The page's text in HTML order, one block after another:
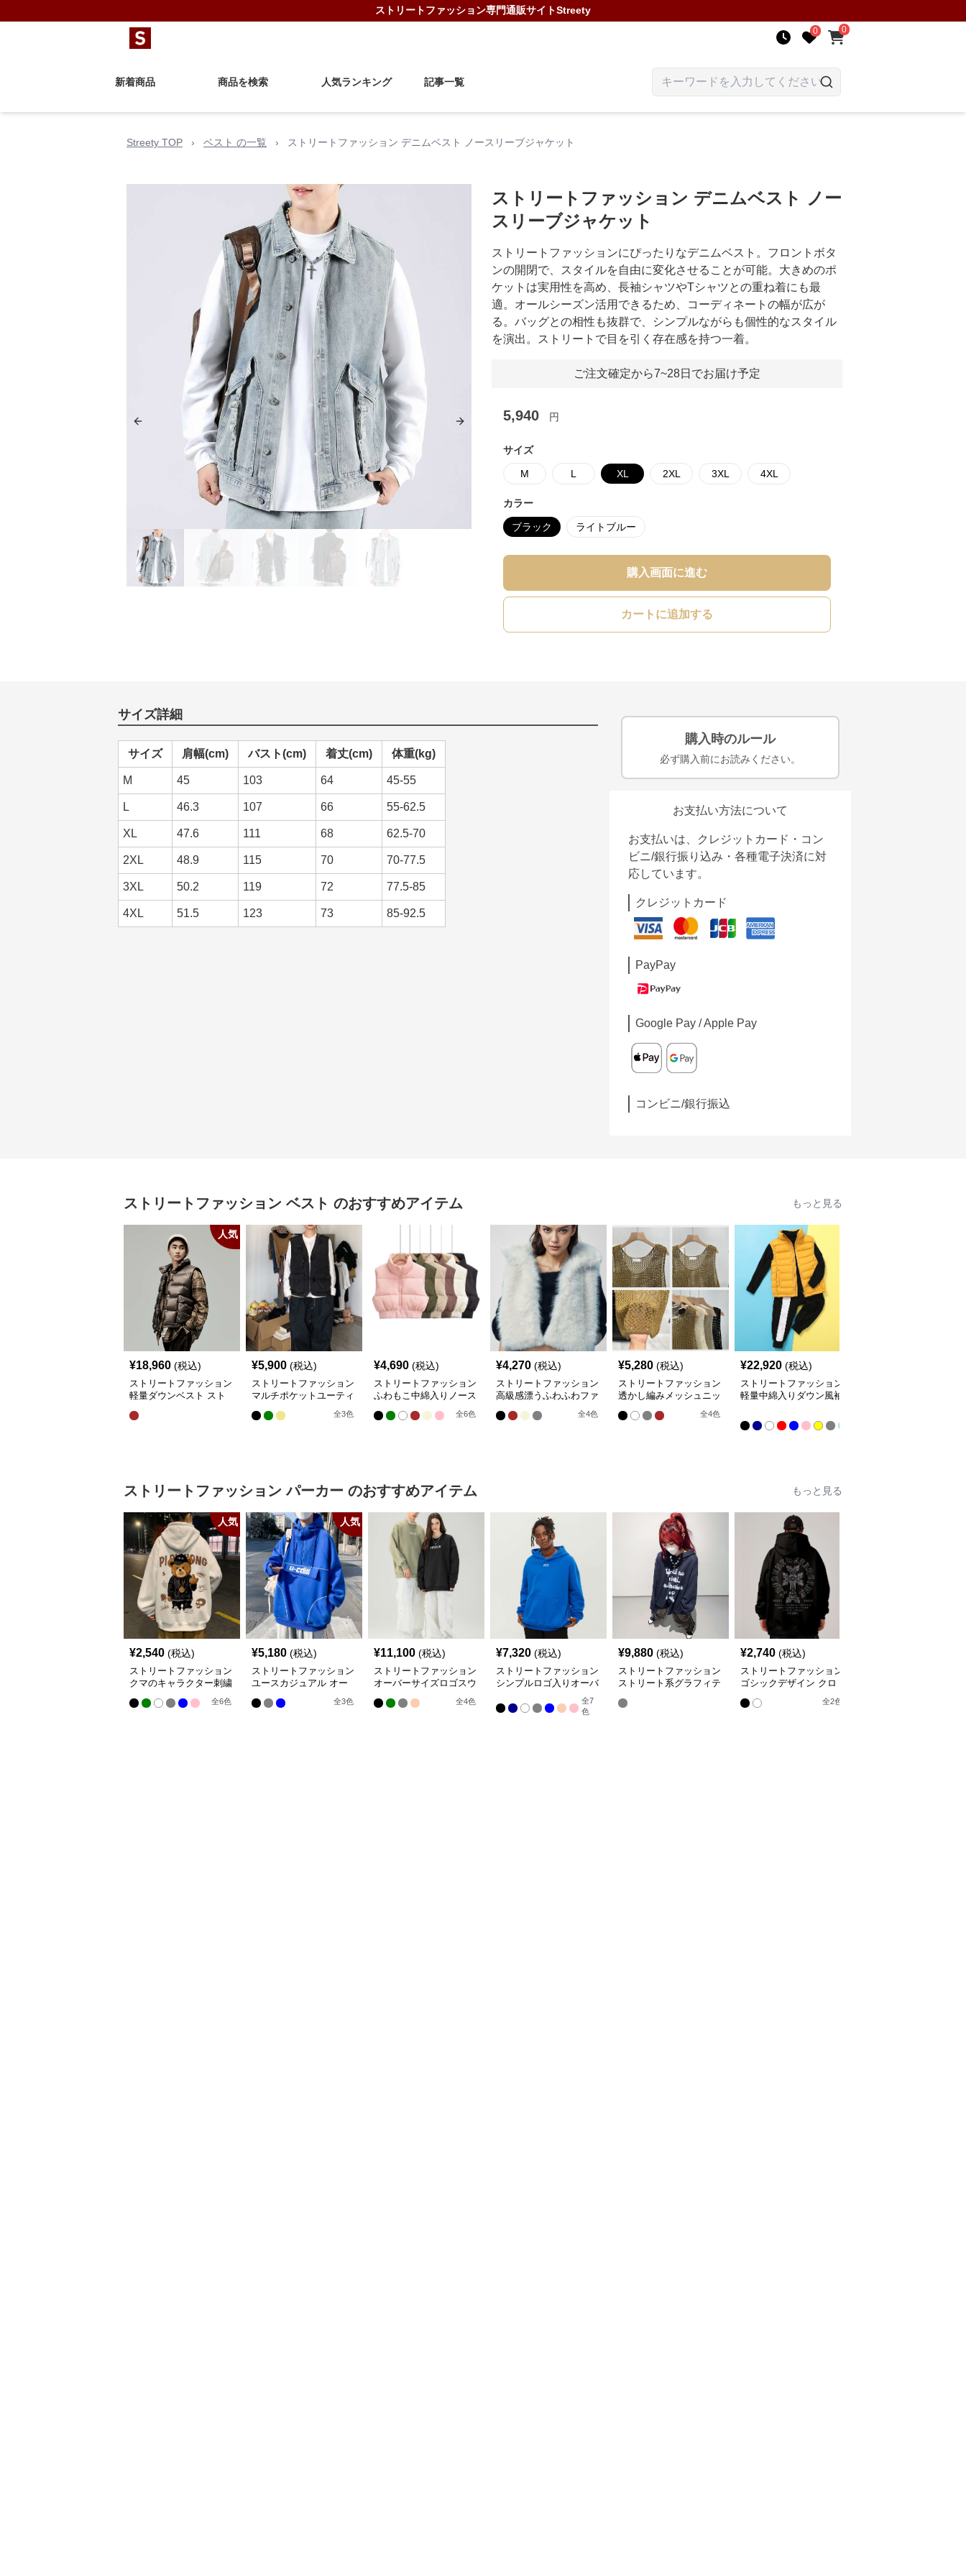
ストリートファッション専門通販サイトStreety
0 0
新着商品 商品を検索 人気ランキング 記事一覧
Streety TOP › ベスト の一覧 › ストリートファッション デニムベスト ノースリーブジャケット
Previous slide Next slide
ストリートファッション デニムベスト ノー
スリーブジャケット
ストリートファッションにぴったりなデニムベスト。フロントボタ
ンの開閉で、スタイルを自由に変化させることが可能。大きめのポ
ケットは実用性を高め、長袖シャツやTシャツとの重ね着にも最
適。オールシーズン活用できるため、コーディネートの幅が広が
る。バッグとの相性も抜群で、シンプルながらも個性的なスタイル
を演出。ストリートで目を引く存在感を持つ一着。
ご注文確定から7~28日でお届け予定
5,940 円
サイズ
M L XL 2XL 3XL 4XL
カラー
ブラック ライトブルー
購入画面に進む
カートに追加する
サイズ詳細
サイズ 肩幅(cm) バスト(cm) 着丈(cm) 体重(kg)
M 45 103 64 45-55
L 46.3 107 66 55-62.5
XL 47.6 111 68 62.5-70
2XL 48.9 115 70 70-77.5
3XL 50.2 119 72 77.5-85
4XL 51.5 123 73 85-92.5
購入時のルール
必ず購入前にお読みください。
お支払い方法について
お支払いは、クレジットカード・コン
ビニ/銀行振り込み・各種電子決済に対
応しています。
クレジットカード
PayPay
Google Pay / Apple Pay
コンビニ/銀行振込
ストリートファッション ベスト のおすすめアイテム もっと見る
人気
¥18,960 (税込)
ストリートファッション
軽量ダウンベスト スト
ツレイヤード
¥5,900 (税込)
ストリートファッション
マルチポケットユーティ
全3色
¥4,690 (税込)
ストリートファッション
ふわもこ中綿入りノース
リーブショート丈羽織り
ベスト
全6色
¥4,270 (税込)
ストリートファッション
高級感漂うふわふわファ
ー付きノースリーブベス
ト
全4色
¥5,280 (税込)
ストリートファッション
透かし編みメッシュニッ
全4色
¥22,920 (税込)
ストリートファッション
軽量中綿入りダウン風袖
ストリートファッション パーカー のおすすめアイテム もっと見る
人気
¥2,540 (税込)
ストリートファッション
クマのキャラクター刺繍
全6色
人気
¥5,180 (税込)
ストリートファッション
ユースカジュアル オー
全3色
¥11,100 (税込)
ストリートファッション
オーバーサイズロゴスウ
全4色
¥7,320 (税込)
ストリートファッション
シンプルロゴ入りオーバ
全7
色
¥9,880 (税込)
ストリートファッション
ストリート系グラフィテ
¥2,740 (税込)
ストリートファッション
ゴシックデザイン クロ
全2色